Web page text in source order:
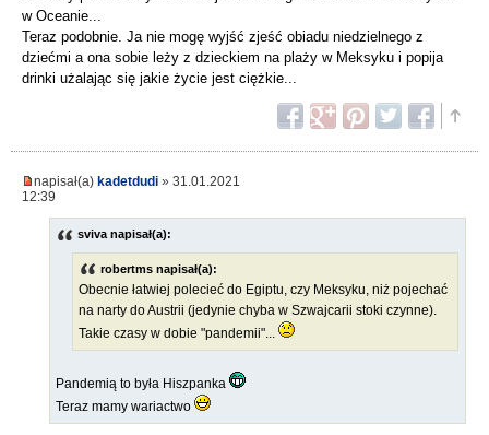
w Oceanie...
Teraz podobnie. Ja nie mogę wyjść zjeść obiadu niedzielnego z
dziećmi a ona sobie leży z dzieckiem na plaży w Meksyku i popija
drinki użalając się jakie życie jest ciężkie...
napisał(a) kadetdudi » 31.01.2021
12:39
sviva napisał(a):
robertms napisał(a):
Obecnie łatwiej polecieć do Egiptu, czy Meksyku, niż pojechać
na narty do Austrii (jedynie chyba w Szwajcarii stoki czynne).
Takie czasy w dobie "pandemii"...
Pandemią to była Hiszpanka
Teraz mamy wariactwo